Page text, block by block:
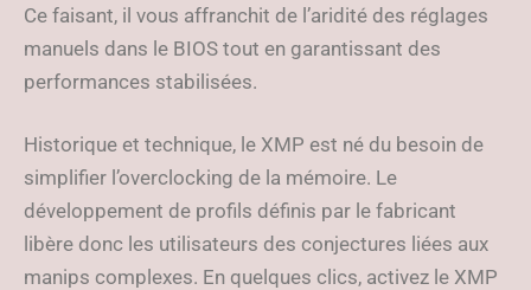
Ce faisant, il vous affranchit de l’aridité des réglages
manuels dans le BIOS tout en garantissant des
performances stabilisées.
Historique et technique, le XMP est né du besoin de
simplifier l’overclocking de la mémoire. Le
développement de profils définis par le fabricant
libère donc les utilisateurs des conjectures liées aux
manips complexes. En quelques clics, activez le XMP